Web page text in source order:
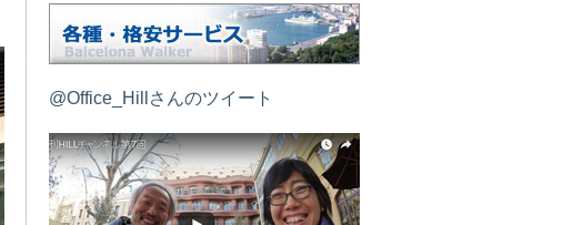
@Office_Hillさんのツイート